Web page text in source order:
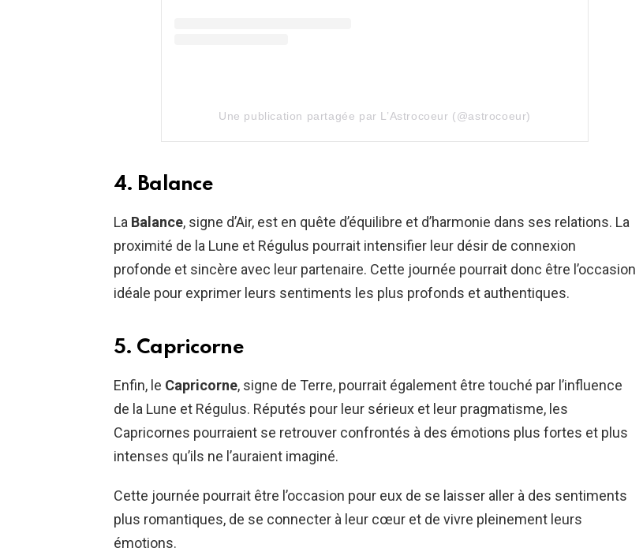
Une publication partagée par L’Astrocoeur (@astrocoeur)
4. Balance
La Balance, signe d’Air, est en quête d’équilibre et d’harmonie dans ses relations. La
proximité de la Lune et Régulus pourrait intensifier leur désir de connexion
profonde et sincère avec leur partenaire. Cette journée pourrait donc être l’occasion
idéale pour exprimer leurs sentiments les plus profonds et authentiques.
5. Capricorne
Enfin, le Capricorne, signe de Terre, pourrait également être touché par l’influence
de la Lune et Régulus. Réputés pour leur sérieux et leur pragmatisme, les
Capricornes pourraient se retrouver confrontés à des émotions plus fortes et plus
intenses qu’ils ne l’auraient imaginé.
Cette journée pourrait être l’occasion pour eux de se laisser aller à des sentiments
plus romantiques, de se connecter à leur cœur et de vivre pleinement leurs
émotions.